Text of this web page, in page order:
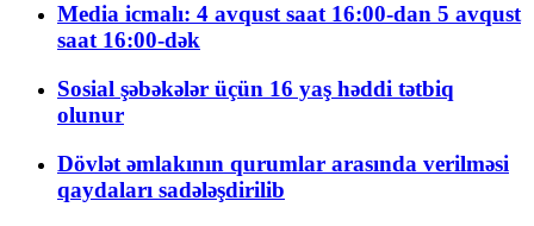
Media icmalı: 4 avqust saat 16:00-dan 5 avqust
saat 16:00-dək
Sosial şəbəkələr üçün 16 yaş həddi tətbiq
olunur
Dövlət əmlakının qurumlar arasında verilməsi
qaydaları sadələşdirilib